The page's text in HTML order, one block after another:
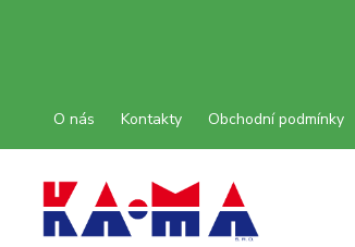
O nás Kontakty Obchodní podmínky